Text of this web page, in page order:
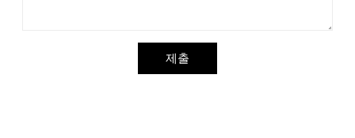
제출